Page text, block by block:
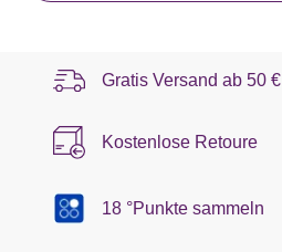
Gratis Versand ab 50 €
Kostenlose Retoure
18 °Punkte sammeln